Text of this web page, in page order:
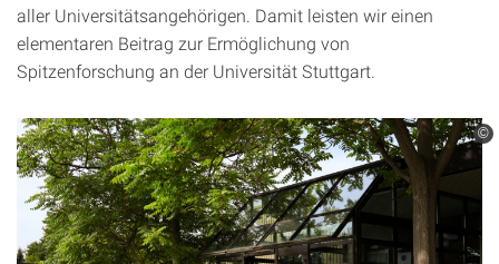
aller Universitätsangehörigen. Damit leisten wir einen
elementaren Beitrag zur Ermöglichung von
Spitzenforschung an der Universität Stuttgart.
©